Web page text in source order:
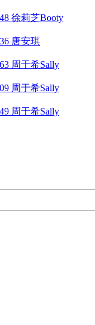
徐莉芝Booty
唐安琪
周于希Sally
周于希Sally
周于希Sally